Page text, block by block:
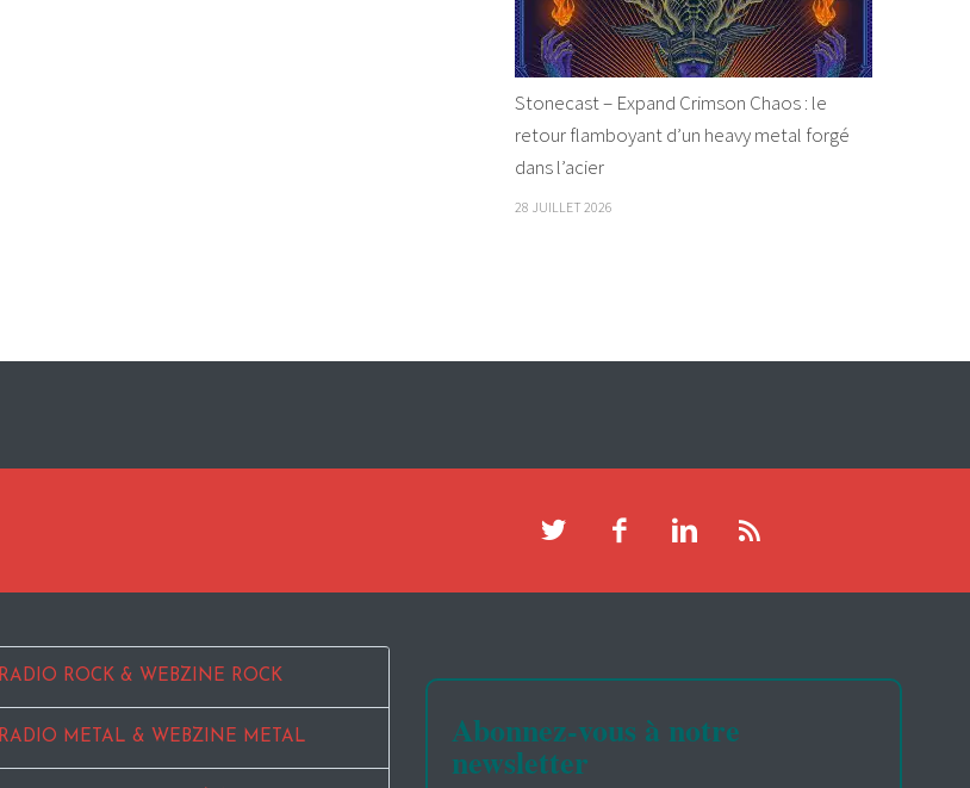
Stonecast – Expand Crimson Chaos : le
retour flamboyant d’un heavy metal forgé
dans l’acier
28 JUILLET 2026
RADIO ROCK & WEBZINE ROCK
RADIO METAL & WEBZINE METAL Abonnez-vous à notre
newsletter